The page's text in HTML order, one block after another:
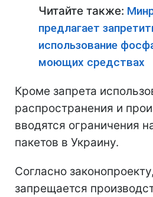
Читайте также:
предлагает
использование
моющих средствах
Кроме запрета
распространения и
вводятся ограничения
пакетов в Украину.
Согласно
запрещается